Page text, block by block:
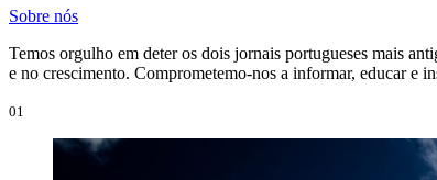
Sobre nós
Temos orgulho em deter os dois jornais portugueses mais
e no crescimento. Comprometemo-nos a informar, educar e
01